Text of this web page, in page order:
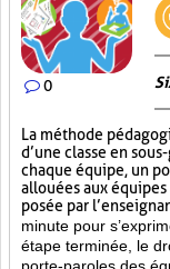
0
La méthode
d’une classe en
chaque équipe, un
allouées aux
posée par
minute pour
étape terminée, le